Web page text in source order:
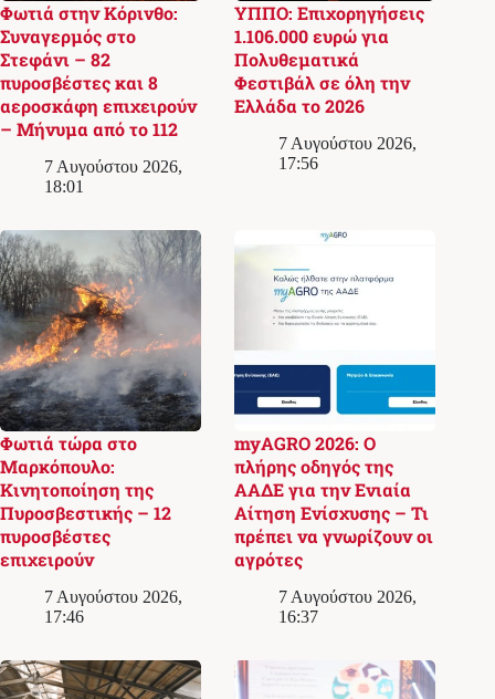
Φωτιά στην Κόρινθο:
Συναγερμός στο
Στεφάνι – 82
πυροσβέστες και 8
αεροσκάφη επιχειρούν
– Μήνυμα από το 112
7 Αυγούστου 2026,
18:01
ΥΠΠΟ: Επιχορηγήσεις
1.106.000 ευρώ για
Πολυθεματικά
Φεστιβάλ σε όλη την
Ελλάδα το 2026
7 Αυγούστου 2026,
17:56
Φωτιά τώρα στο
Μαρκόπουλο:
Κινητοποίηση της
Πυροσβεστικής – 12
πυροσβέστες
επιχειρούν
7 Αυγούστου 2026,
17:46
myAGRO 2026: Ο
πλήρης οδηγός της
ΑΑΔΕ για την Ενιαία
Αίτηση Ενίσχυσης – Τι
πρέπει να γνωρίζουν οι
αγρότες
7 Αυγούστου 2026,
16:37